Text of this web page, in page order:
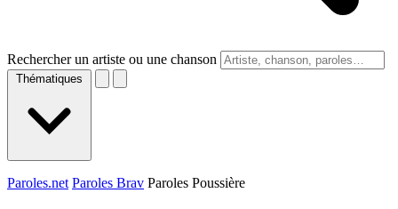
Rechercher un artiste ou une chanson
Thématiques
Paroles.net Paroles Brav Paroles Poussière